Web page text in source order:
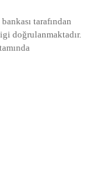
tarafından
doğrulanmaktadır.